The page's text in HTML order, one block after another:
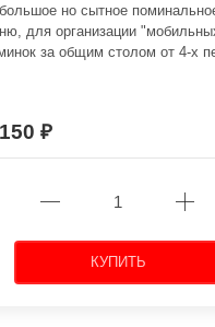
но сытное
для организации
за общим столом от 4-х
КУПИТЬ